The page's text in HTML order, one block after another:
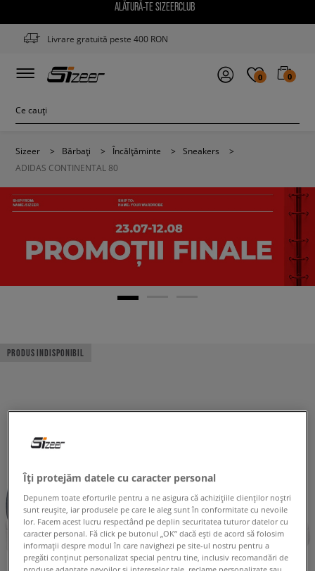
ALĂTURĂ-TE SIZEERCLUB
Livrare gratuită peste 400 RON
0 0
Sizeer > Bărbați > Încălțăminte > Sneakers
>
ADIDAS CONTINENTAL 80
PRODUS INDISPONIBIL
Îți protejăm datele cu caracter personal
Depunem toate eforturile pentru a ne asigura că achizițiile clienților noștri
sunt reușite, iar produsele pe care le aleg sunt în conformitate cu nevoile
lor. Facem acest lucru respectând pe deplin securitatea tuturor datelor cu
caracter personal. Fă click pe butonul „OK” dacă ești de acord să folosim
informații despre modul în care navighezi pe site-ul nostru pentru a
pregăti conținut personalizat special pentru tine, inclusiv recomandări de